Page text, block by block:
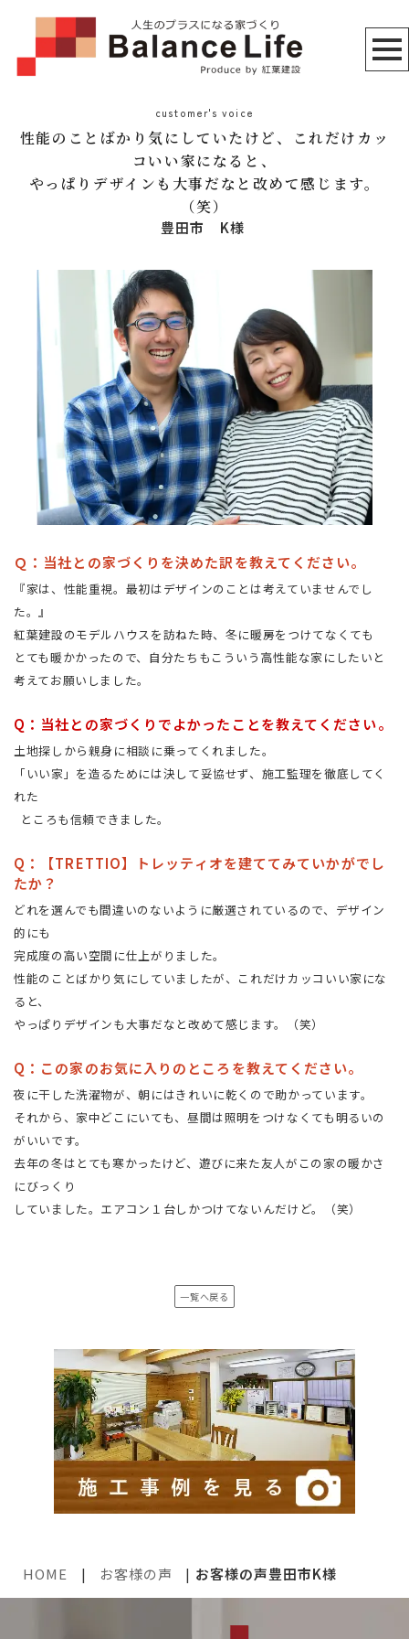
customer's voice
性能のことばかり気にしていたけど、これだけカッ
コいい家になると、
やっぱりデザインも大事だなと改めて感じます。
（笑）
豊田市 K様
Ｑ：当社との家づくりを決めた訳を教えてください。
『家は、性能重視。最初はデザインのことは考えていませんでし
た。』
紅葉建設のモデルハウスを訪ねた時、冬に暖房をつけてなくても
とても暖かかったので、自分たちもこういう高性能な家にしたいと
考えてお願いしました。
Q：当社との家づくりでよかったことを教えてください。
土地探しから親身に相談に乗ってくれました。
「いい家」を造るためには決して妥協せず、施工監理を徹底してく
れた
ところも信頼できました。
Q：【TRETTIO】トレッティオを建ててみていかがでし
たか？
どれを選んでも間違いのないように厳選されているので、デザイン
的にも
完成度の高い空間に仕上がりました。
性能のことばかり気にしていましたが、これだけカッコいい家にな
ると、
やっぱりデザインも大事だなと改めて感じます。（笑）
Q：この家のお気に入りのところを教えてください。
夜に干した洗濯物が、朝にはきれいに乾くので助かっています。
それから、家中どこにいても、昼間は照明をつけなくても明るいの
がいいです。
去年の冬はとても寒かったけど、遊びに来た友人がこの家の暖かさ
にびっくり
していました。エアコン１台しかつけてないんだけど。（笑）
一覧へ戻る
HOME | お客様の声 | お客様の声豊田市K様